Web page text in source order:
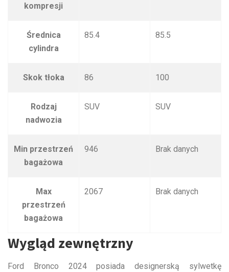
kompresji
Średnica
cylindra
85.4 85.5
Skok tłoka 86 100
Rodzaj
nadwozia
SUV SUV
Min przestrzeń
bagażowa
946 Brak danych
Max
przestrzeń
bagażowa
2067 Brak danych
Wygląd zewnętrzny
Ford Bronco 2024 posiada designerską sylwetkę